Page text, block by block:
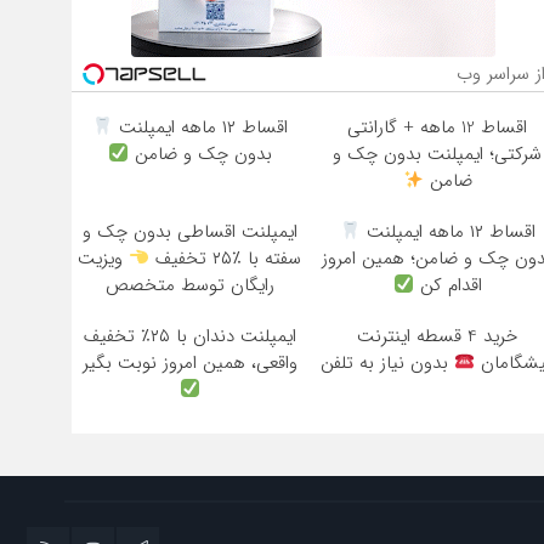
از سراسر وب
اقساط 12 ماهه + گارانتی
شرکتی؛ ایمپلنت بدون چک و
ضامن
اقساط ۱۲ ماهه ایمپلنت
بدون چک و ضامن
اقساط ۱۲ ماهه ایمپلنت
چک و ضامن؛ همین امروز
اقدام کن
ایمپلنت اقساطی بدون چک و
سفته با ٪۲۵ تخفیف
ویزیت
رایگان توسط متخصص
خرید 4 قسطه اینترنت
بدون نیاز به تلفن
ایمپلنت دندان با ۲۵٪ تخفیف
واقعی، همین امروز نوبت بگیر